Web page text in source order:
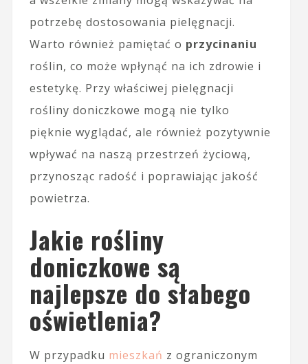
potrzebę dostosowania pielęgnacji.
Warto również pamiętać o przycinaniu
roślin, co może wpłynąć na ich zdrowie i
estetykę. Przy właściwej pielęgnacji
rośliny doniczkowe mogą nie tylko
pięknie wyglądać, ale również pozytywnie
wpływać na naszą przestrzeń życiową,
przynosząc radość i poprawiając jakość
powietrza.
Jakie rośliny
doniczkowe są
najlepsze do słabego
oświetlenia?
W przypadku mieszkań z ograniczonym